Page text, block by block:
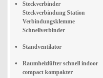
Steckverbinder
Steckverbindung Station
Verbindungsklemme
Schnellverbinder
Standventilator
Raumheizlüfter schnell indoor
compact kompakter